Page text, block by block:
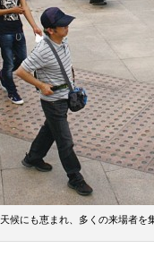
天候にも恵まれ、多くの来場者を